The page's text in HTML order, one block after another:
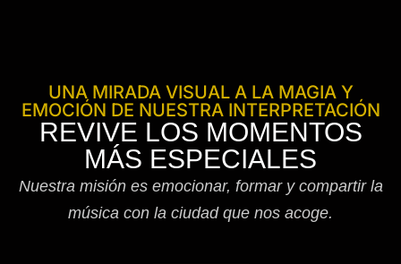
UNA MIRADA VISUAL A LA MAGIA Y
EMOCIÓN DE NUESTRA INTERPRETACIÓN
REVIVE LOS MOMENTOS
MÁS ESPECIALES
Nuestra misión es emocionar, formar y compartir la
música con la ciudad que nos acoge.